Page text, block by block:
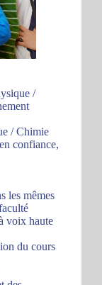
/
/ Chimie
confiance,
les mêmes
voix haute
du cours